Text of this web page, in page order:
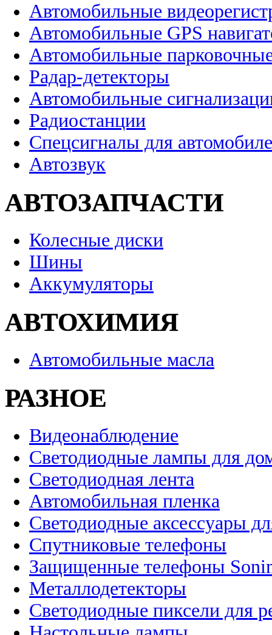
Автомобильные
Автомобильные GPS
Автомобильные
Радар-детекторы
Автомобильные
Радиостанции
Спецсигналы для
Автозвук
АВТОЗАПЧАСТИ
Колесные диски
Шины
Аккумуляторы
АВТОХИМИЯ
Автомобильные масла
РАЗНОЕ
Видеонаблюдение
Светодиодные лампы для
Светодиодная лента
Автомобильная пленка
Светодиодные аксессуары
Спутниковые телефоны
Защищенные телефоны
Металлодетекторы
Светодиодные пиксели для